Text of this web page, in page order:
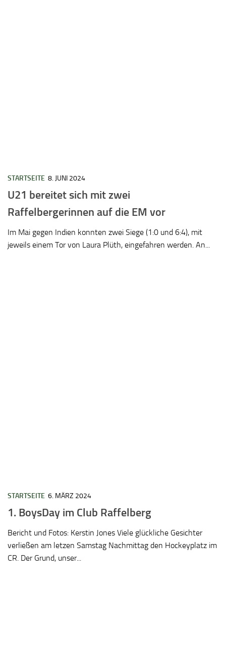
STARTSEITE 8. JUNI 2024
U21 bereitet sich mit zwei
Raffelbergerinnen auf die EM vor
Im Mai gegen Indien konnten zwei Siege (1:0 und 6:4), mit
jeweils einem Tor von Laura Plüth, eingefahren werden. An...
STARTSEITE 6. MÄRZ 2024
1. BoysDay im Club Raffelberg
Bericht und Fotos: Kerstin Jones Viele glückliche Gesichter
verließen am letzen Samstag Nachmittag den Hockeyplatz im
CR. Der Grund, unser...